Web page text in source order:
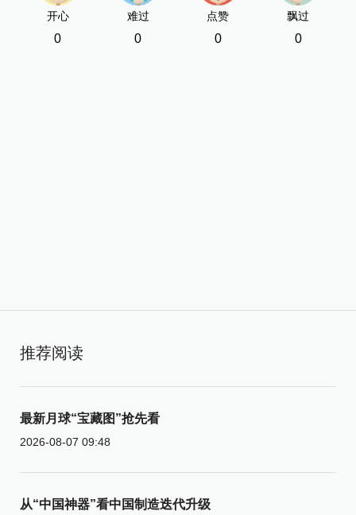
开心
0
难过
0
点赞
0
飘过
0
推荐阅读
最新月球“宝藏图”抢先看
2026-08-07 09:48
从“中国神器”看中国制造迭代升级